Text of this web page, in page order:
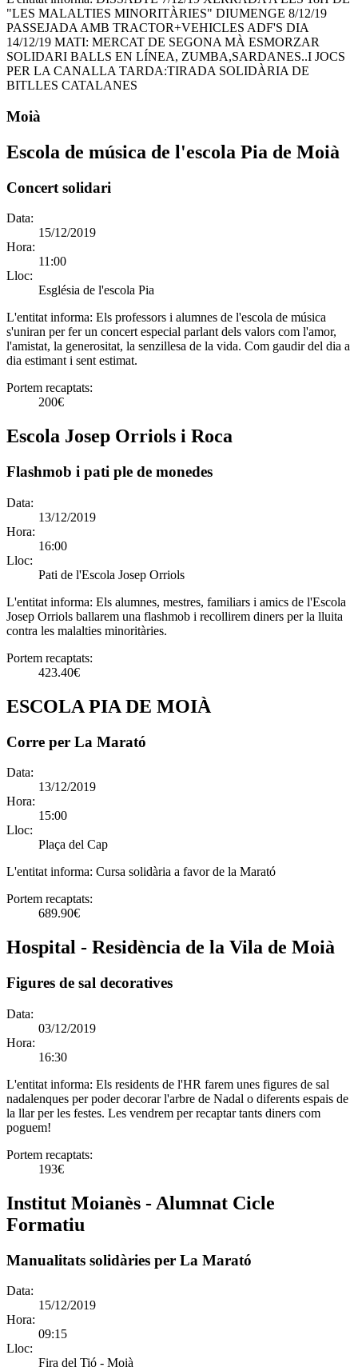
"LES MALALTIES MINORITÀRIES" DIUMENGE 8/12/19
PASSEJADA AMB TRACTOR+VEHICLES ADF'S DIA
14/12/19 MATI: MERCAT DE SEGONA MÀ ESMORZAR
SOLIDARI BALLS EN LÍNEA, ZUMBA,SARDANES..I JOCS
PER LA CANALLA TARDA:TIRADA SOLIDÀRIA DE
BITLLES CATALANES
Moià
Escola de música de l'escola Pia de Moià
Concert solidari
Data:
15/12/2019
Hora:
11:00
Lloc:
Església de l'escola Pia
L'entitat informa: Els professors i alumnes de l'escola de música
s'uniran per fer un concert especial parlant dels valors com l'amor,
l'amistat, la generositat, la senzillesa de la vida. Com gaudir del dia a
dia estimant i sent estimat.
Portem recaptats:
200€
Escola Josep Orriols i Roca
Flashmob i pati ple de monedes
Data:
13/12/2019
Hora:
16:00
Lloc:
Pati de l'Escola Josep Orriols
L'entitat informa: Els alumnes, mestres, familiars i amics de l'Escola
Josep Orriols ballarem una flashmob i recollirem diners per la lluita
contra les malalties minoritàries.
Portem recaptats:
423.40€
ESCOLA PIA DE MOIÀ
Corre per La Marató
Data:
13/12/2019
Hora:
15:00
Lloc:
Plaça del Cap
L'entitat informa: Cursa solidària a favor de la Marató
Portem recaptats:
689.90€
Hospital - Residència de la Vila de Moià
Figures de sal decoratives
Data:
03/12/2019
Hora:
16:30
L'entitat informa: Els residents de l'HR farem unes figures de sal
nadalenques per poder decorar l'arbre de Nadal o diferents espais de
la llar per les festes. Les vendrem per recaptar tants diners com
poguem!
Portem recaptats:
193€
Institut Moianès - Alumnat Cicle
Formatiu
Manualitats solidàries per La Marató
Data:
15/12/2019
Hora:
09:15
Lloc:
Fira del Tió - Moià